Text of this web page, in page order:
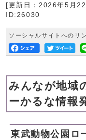
[更新日： 2026年5月22
ID:26030
ソーシャルサイトへのリ
みんなが地域
ーかるな情報
東武動物公園ロ